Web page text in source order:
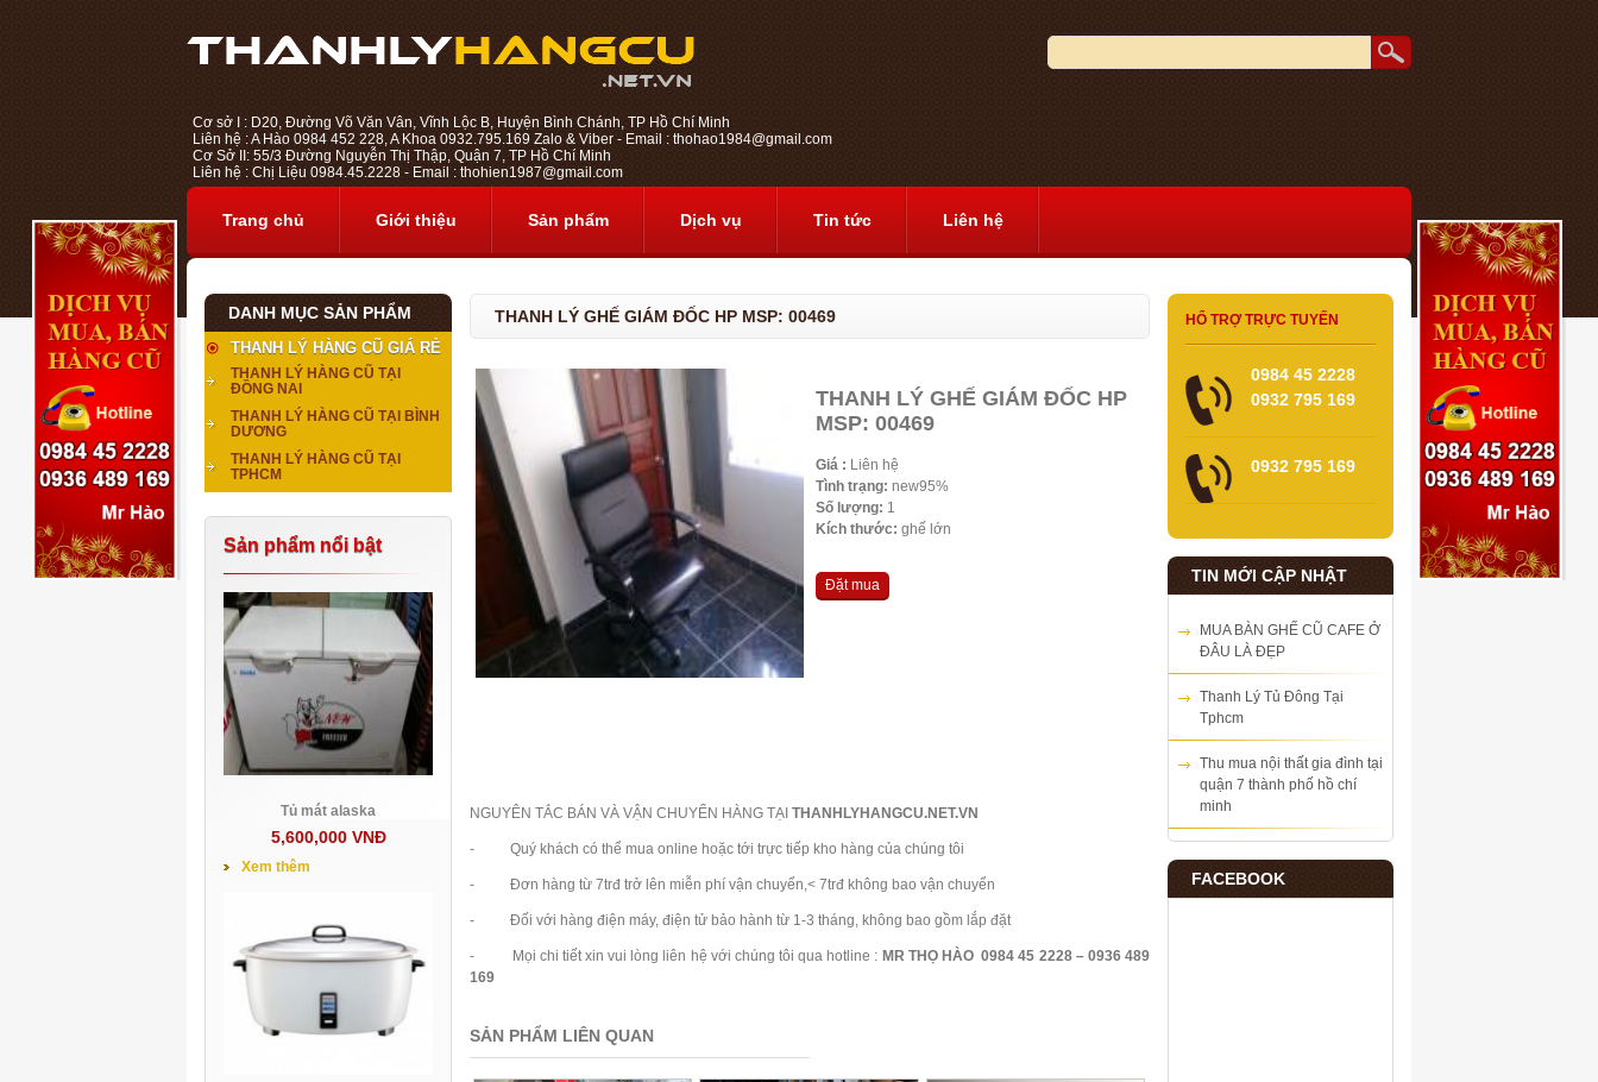
Cơ sở I : D20, Đường Võ Văn Vân, Vĩnh Lộc B, Huyện Bình Chánh, TP Hồ Chí Minh
Liên hệ : A Hào 0984 452 228, A Khoa 0932.795.169 Zalo & Viber - Email : thohao1984@gmail.com
Cơ Sở II: 55/3 Đường Nguyễn Thị Thập, Quận 7, TP Hồ Chí Minh
Liên hệ : Chị Liệu 0984.45.2228 - Email : thohien1987@gmail.com
Trang chủ Giới thiệu Sản phẩm Dịch vụ Tin tức Liên hệ
DANH MỤC SẢN PHẨM
THANH LÝ HÀNG CŨ GIÁ RẺ
THANH LÝ HÀNG CŨ TẠI
ĐỒNG NAI
THANH LÝ HÀNG CŨ TẠI BÌNH
DƯƠNG
THANH LÝ HÀNG CŨ TẠI
TPHCM
Sản phẩm nổi bật
Tủ mát alaska
5,600,000 VNĐ
Xem thêm
THANH LÝ GHẾ GIÁM ĐỐC HP MSP: 00469
THANH LÝ GHẾ GIÁM ĐỐC HP
MSP: 00469
Giá : Liên hệ
Tình trạng: new95%
Số lượng: 1
Kích thước: ghế lớn
Đặt mua
NGUYÊN TẮC BÁN VÀ VẬN CHUYỂN HÀNG TẠI THANHLYHANGCU.NET.VN
- Quý khách có thể mua online hoặc tới trực tiếp kho hàng của chúng tôi
- Đơn hàng từ 7trđ trở lên miễn phí vận chuyển,< 7trđ không bao vận chuyển
- Đối với hàng điện máy, điện tử bảo hành từ 1-3 tháng, không bao gồm lắp đặt
- Mọi chi tiết xin vui lòng liên hệ với chúng tôi qua hotline : MR THỌ HÀO 0984 45 2228 – 0936 489
169
SẢN PHẨM LIÊN QUAN
HỔ TRỢ TRỰC TUYẾN
0984 45 2228
0932 795 169
0932 795 169
TIN MỚI CẬP NHẬT
MUA BÀN GHẾ CŨ CAFE Ở
ĐÂU LÀ ĐẸP
Thanh Lý Tủ Đông Tại
Tphcm
Thu mua nội thất gia đình tại
quận 7 thành phố hồ chí
minh
FACEBOOK